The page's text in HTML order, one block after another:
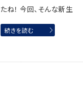
たね！ 今回、そんな新生
続きを読む